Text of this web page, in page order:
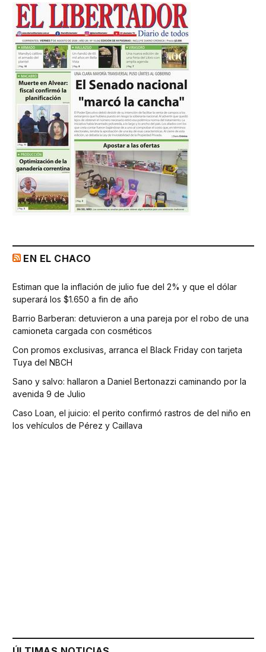
EN EL CHACO
Estiman que la inflación de julio fue del 2% y que el dólar
superará los $1.650 a fin de año
Barrio Barberan: detuvieron a una pareja por el robo de una
camioneta cargada con cosméticos
Con promos exclusivas, arranca el Black Friday con tarjeta
Tuya del NBCH
Sano y salvo: hallaron a Daniel Bertonazzi caminando por la
avenida 9 de Julio
Caso Loan, el juicio: el perito confirmó rastros de del niño en
los vehículos de Pérez y Caillava